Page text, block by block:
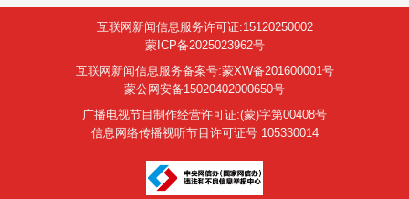
互联网新闻信息服务许可证:15120250002
蒙ICP备2025023962号
互联网新闻信息服务备案号:蒙XW备201600001号
蒙公网安备15020402000650号
广播电视节目制作经营许可证:(蒙)字第00408号
信息网络传播视听节目许可证号 105330014